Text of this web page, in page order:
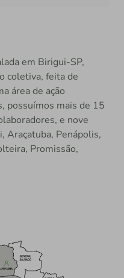
em Birigui-SP,
coletiva, feita de
área de ação
possuímos mais de 15
e nove
Araçatuba, Penápolis,
Promissão,